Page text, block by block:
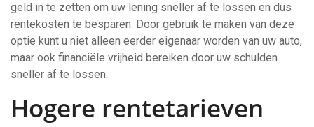
geld in te zetten om uw lening sneller af te lossen en dus
rentekosten te besparen. Door gebruik te maken van deze
optie kunt u niet alleen eerder eigenaar worden van uw auto,
maar ook financiële vrijheid bereiken door uw schulden
sneller af te lossen.
Hogere rentetarieven